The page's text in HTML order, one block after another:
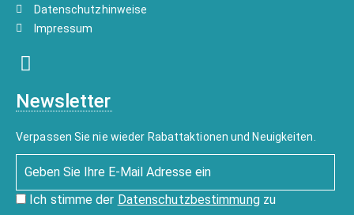
Datenschutzhinweise
Impressum
Newsletter
Verpassen Sie nie wieder Rabattaktionen und Neuigkeiten.
Ich stimme der Datenschutzbestimmungzu